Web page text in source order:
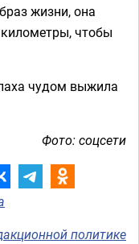
жизни, она
чтобы
чудом выжила
Фото: соцсети
политике